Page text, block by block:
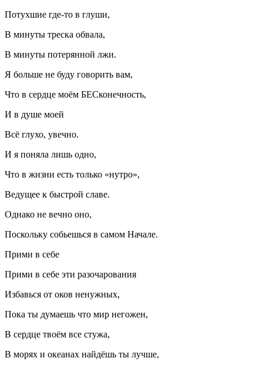
Потухшие где-то в глуши,
В минуты треска обвала,
В минуты потерянной лжи.
Я больше не буду говорить вам,
Что в сердце моём БЕСконечность,
И в душе моей
Всё глухо, увечно.
И я поняла лишь одно,
Что в жизни есть только «нутро»,
Ведущее к быстрой славе.
Однако не вечно оно,
Поскольку собьешься в самом Начале.
Прими в себе
Прими в себе эти разочарования
Избавься от оков ненужных,
Пока ты думаешь что мир негожен,
В сердце твоём все стужа,
В морях и океанах найдёшь ты лучше,